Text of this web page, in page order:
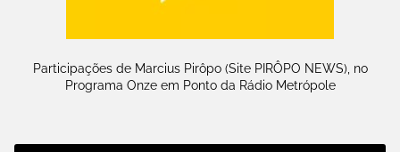
Participações de Marcius Pirôpo (Site PIRÔPO NEWS), no
Programa Onze em Ponto da Rádio Metrópole